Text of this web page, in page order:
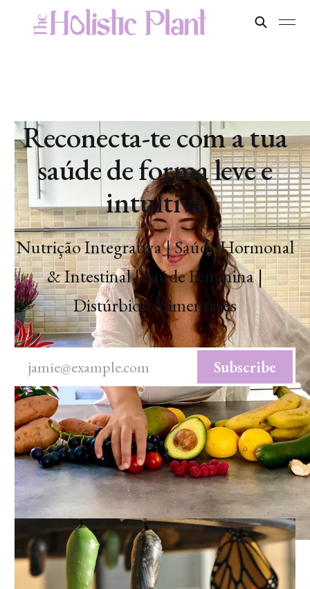
Reconecta-te com a tua
saúde de forma leve e
intuitiva
Nutrição Integrativa | Saúde Hormonal
& Intestinal | Saúde Feminina |
Distúrbios Alimentares
jamie@example.com Subscribe